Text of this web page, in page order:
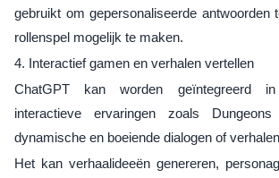
gebruikt om gepersonaliseerde antwoorden
rollenspel mogelijk te maken.
4. Interactief gamen en verhalen vertellen
ChatGPT kan worden geïntegreerd
interactieve ervaringen zoals
dynamische en boeiende dialogen of
Het kan verhaalideeën genereren,